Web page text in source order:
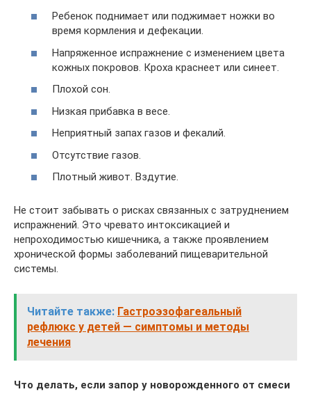
Ребенок поднимает или поджимает ножки во
время кормления и дефекации.
Напряженное испражнение с изменением цвета
кожных покровов. Кроха краснеет или синеет.
Плохой сон.
Низкая прибавка в весе.
Неприятный запах газов и фекалий.
Отсутствие газов.
Плотный живот. Вздутие.
Не стоит забывать о рисках связанных с затруднением
испражнений. Это чревато интоксикацией и
непроходимостью кишечника, а также проявлением
хронической формы заболеваний пищеварительной
системы.
Читайте также: Гастроэзофагеальный
рефлюкс у детей — симптомы и методы
лечения
Что делать, если запор у новорожденного от смеси